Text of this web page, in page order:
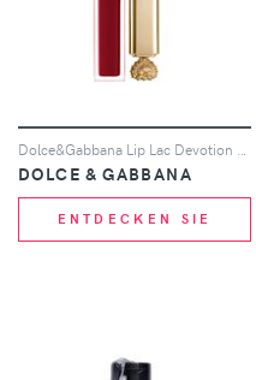
DOLCE & GABBANA
ENTDECKEN SIE